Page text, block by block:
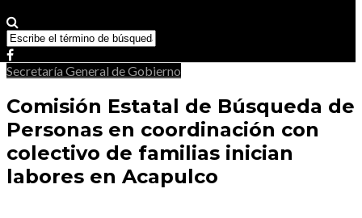
Secretaría General de Gobierno
Comisión Estatal de Búsqueda de
Personas en coordinación con
colectivo de familias inician
labores en Acapulco